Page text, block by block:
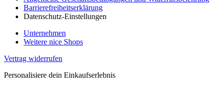
Barrierefreiheitserklärung
Datenschutz-Einstellungen
Unternehmen
Weitere nice Shops
Vertrag widerrufen
Personalisiere dein Einkaufserlebnis